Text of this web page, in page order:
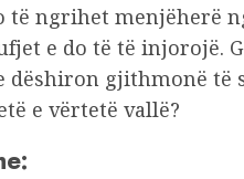
të ngrihet menjëherë
e do të të injorojë.
dëshiron gjithmonë
e vërtetë vallë?